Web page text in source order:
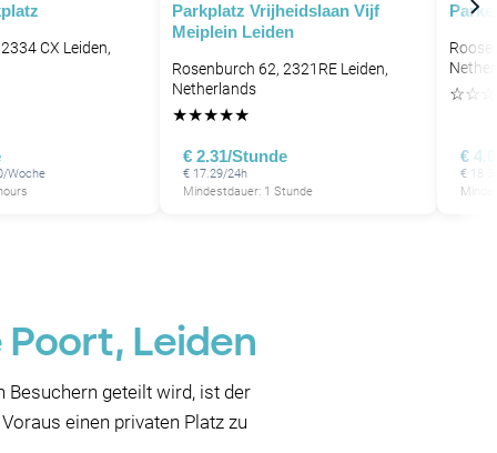
CX Leiden,
Woche
Parkplatz Vrijheidslaan Vijf
Meiplein Leiden
Rosenburch 62, 2321RE Leiden,
Netherlands
★★★★★
€ 2.31/Stunde
€ 17.29/24h
Mindestdauer: 1 Stunde
☆☆
€
€
Poort, Leiden
Besuchern geteilt wird, ist der
einen privaten Platz zu